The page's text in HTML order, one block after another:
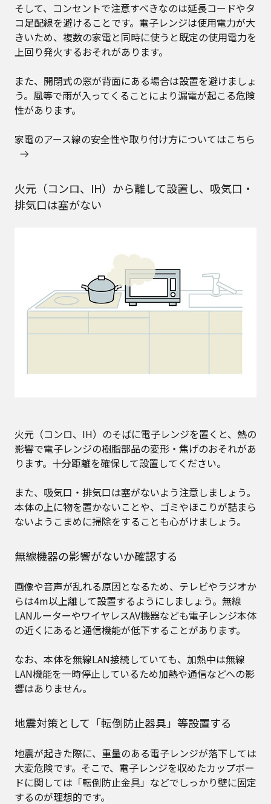
そして、コンセントで注意すべきなのは延長コードやタ
コ足配線を避けることです。電子レンジは使用電力が大
きいため、複数の家電と同時に使うと既定の使用電力を
上回り発火するおそれがあります。
また、開閉式の窓が背面にある場合は設置を避けましょ
う。風等で雨が入ってくることにより漏電が起こる危険
性があります。
家電のアース線の安全性や取り付け方についてはこちら
火元（コンロ、IH）から離して設置し、吸気口・
排気口は塞がない
火元（コンロ、IH）のそばに電子レンジを置くと、熱の
影響で電子レンジの樹脂部品の変形・焦げのおそれがあ
ります。十分距離を確保して設置してください。
また、吸気口・排気口は塞がないよう注意しましょう。
本体の上に物を置かないことや、ゴミやほこりが詰まら
ないようこまめに掃除をすることも心がけましょう。
無線機器の影響がないか確認する
画像や音声が乱れる原因となるため、テレビやラジオか
らは4m以上離して設置するようにしましょう。無線
LANルーターやワイヤレスAV機器なども電子レンジ本体
の近くにあると通信機能が低下することがあります。
なお、本体を無線LAN接続していても、加熱中は無線
LAN機能を一時停止しているため加熱や通信などへの影
響はありません。
地震対策として「転倒防止器具」等設置する
地震が起きた際に、重量のある電子レンジが落下しては
大変危険です。そこで、電子レンジを収めたカップボー
ドに関しては「転倒防止金具」などでしっかり壁に固定
するのが理想的です。